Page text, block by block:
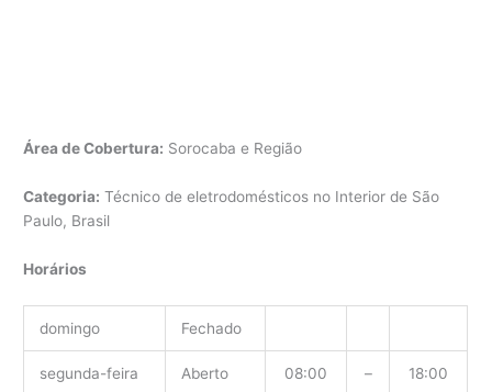
Área de Cobertura: Sorocaba e Região
Categoria: Técnico de eletrodomésticos no Interior de São
Paulo, Brasil
Horários
domingo Fechado
segunda-feira Aberto 08:00 – 18:00